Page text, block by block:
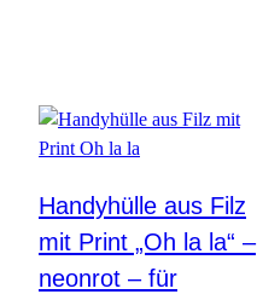
Handyhülle aus Filz
mit Print „Oh la la“ –
neonrot – für